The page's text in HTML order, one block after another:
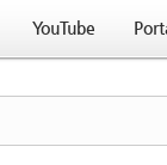
YouTube